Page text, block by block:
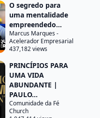
O segredo para
uma mentalidade
empreendedo...
Marcus Marques -
Acelerador Empresarial
437,182 views
PRINCÍPIOS PARA
UMA VIDA
ABUNDANTE |
PAULO...
Comunidade da Fé
Church